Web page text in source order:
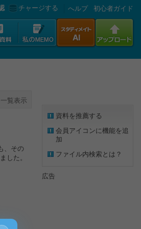
チャージする へルプ 初心者ガイド
一覧表示
、その
した。
資料を推薦する
会員アイコンに機能を追
加
ファイル内検索とは？
広告